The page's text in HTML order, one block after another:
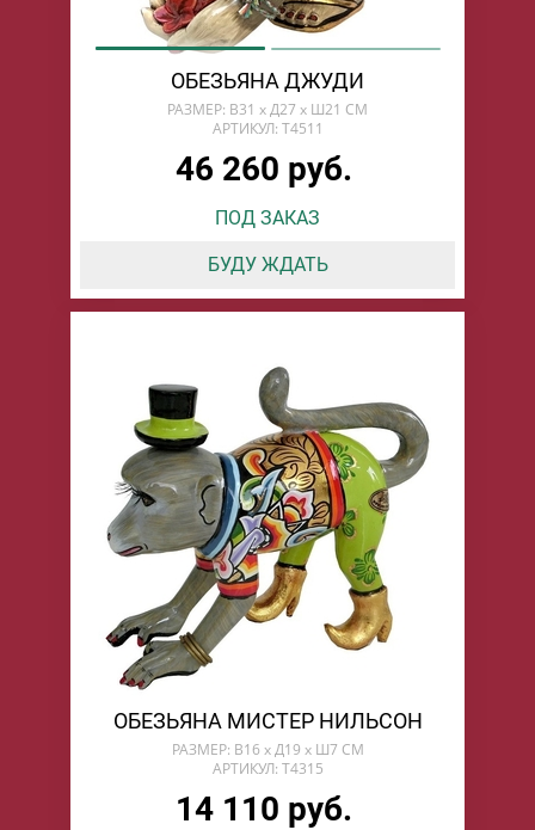
ОБЕЗЬЯНА ДЖУДИ
РАЗМЕР: В31 x Д27 x Ш21 СМ
АРТИКУЛ: T4511
46 260 руб.
ПОД ЗАКАЗ
БУДУ ЖДАТЬ
ОБЕЗЬЯНА МИСТЕР НИЛЬСОН
РАЗМЕР: В16 х Д19 х Ш7 СМ
АРТИКУЛ: T4315
14 110 руб.